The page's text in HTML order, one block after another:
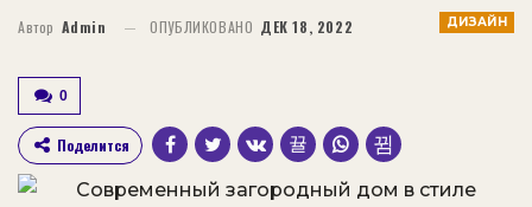
ДИЗАЙН
Автор Admin ОПУБЛИКОВАНО ДЕК 18, 2022
0
Поделится